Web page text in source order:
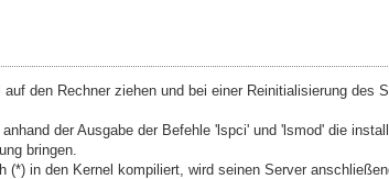
den Rechner ziehen und bei einer Reinitialisierung des
der Ausgabe der Befehle 'lspci' und 'lsmod' die
bringen.
in den Kernel kompiliert, wird seinen Server